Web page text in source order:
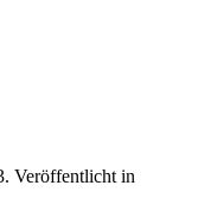
. Veröffentlicht in